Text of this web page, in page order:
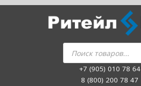
+7 (905) 010 78 64
8 (800) 200 78 47